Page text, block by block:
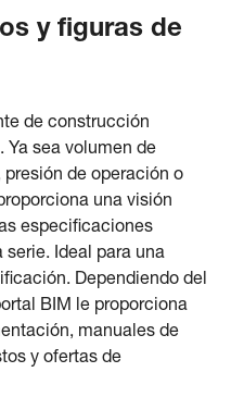
y figuras de
de construcción
Ya sea volumen de
de operación o
una visión
especificaciones
Ideal para una
Dependiendo del
BIM le proporciona
manuales de
y ofertas de